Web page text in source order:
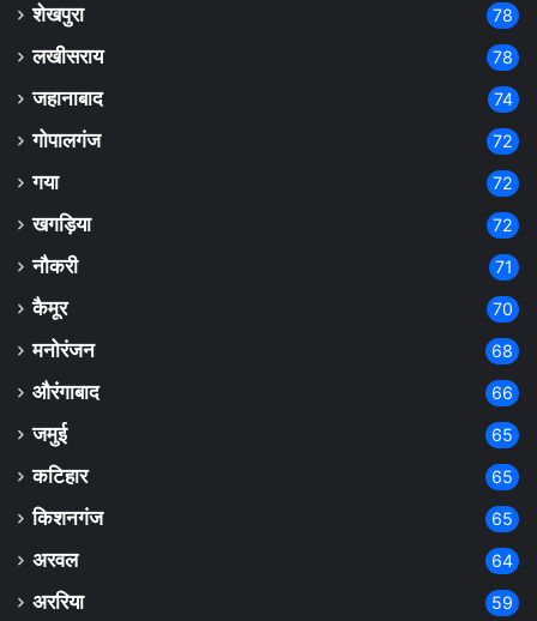
शेखपुरा 78
लखीसराय 78
जहानाबाद 74
गोपालगंज 72
गया 72
खगड़िया 72
नौकरी 71
कैमूर 70
मनोरंजन 68
औरंगाबाद 66
जमुई 65
कटिहार 65
किशनगंज 65
अरवल 64
अररिया 59